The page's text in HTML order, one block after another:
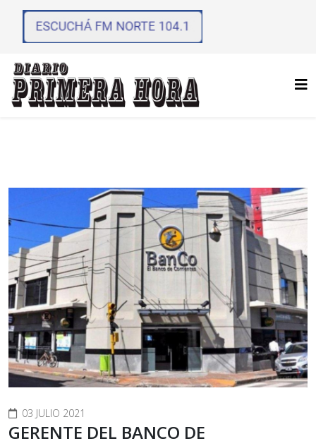
03 JULIO 2021
GERENTE DEL BANCO DE